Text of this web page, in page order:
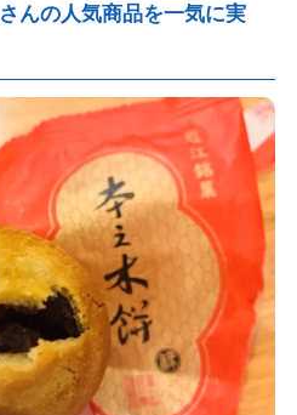
んの人気商品を一気に実